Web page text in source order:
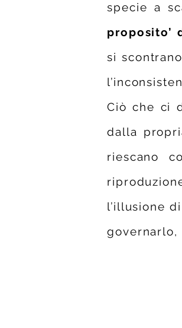
specie a
proposito’
si
Ciò che ci
dalla
riescano
l’illusione
governarlo,